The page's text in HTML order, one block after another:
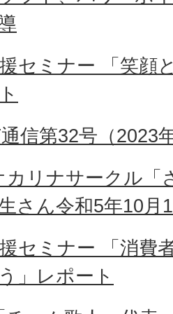
セミナー 「笑顔
信第32号（2023
カリナサークル「
さん令和5年10月
セミナー 「消費
」レポート